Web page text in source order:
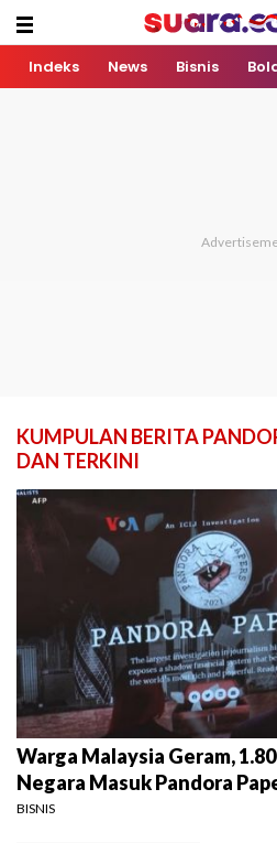
Indeks News Bisnis
KUMPULAN BERITA
DAN TERKINI
Warga Malaysia Geram,
Negara Masuk Pandora
BISNIS